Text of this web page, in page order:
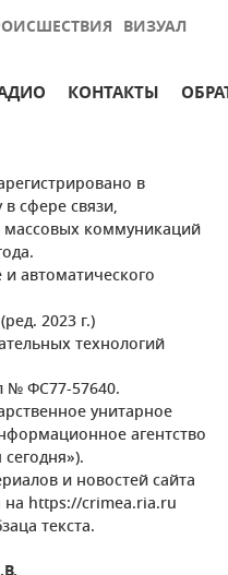
ВИЗУАЛ
КОНТАКТЫ
в
сфере связи,
коммуникаций
автоматического
2023 г.)
технологий
№ ФС77-57640.
унитарное
агентство
и новостей сайта
https://crimea.ria.ru
текста.